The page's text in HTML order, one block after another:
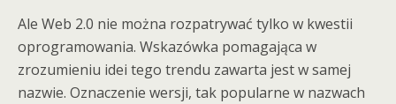
Ale Web 2.0 nie można rozpatrywać tylko w kwestii
oprogramowania. Wskazówka pomagająca w
zrozumieniu idei tego trendu zawarta jest w samej
nazwie. Oznaczenie wersji, tak popularne w nazwach